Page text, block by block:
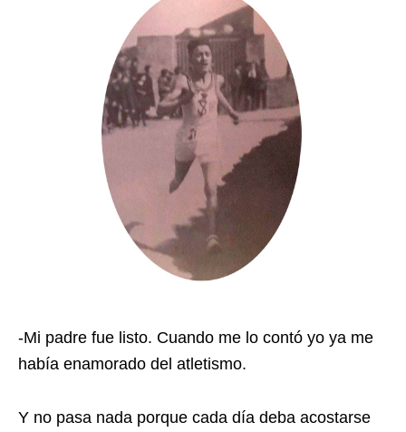
-Mi padre fue listo. Cuando me lo contó yo ya me
había enamorado del atletismo.
Y no pasa nada porque cada día deba acostarse